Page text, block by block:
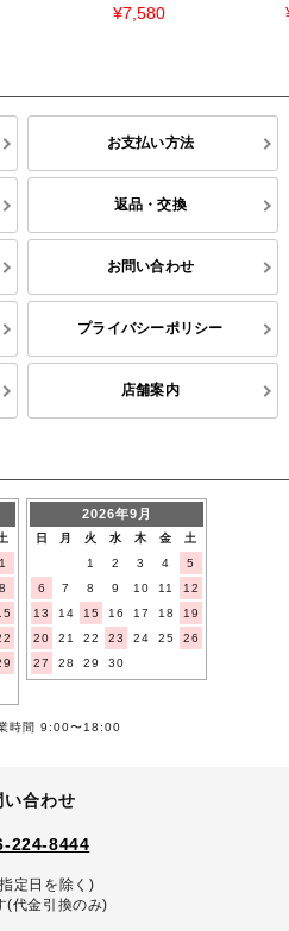
¥7,580
お支払い方法
返品・交換
お問い合わせ
プライバシーポリシー
店舗案内
1
8
2026年9月
日 月 火 水 木 金
土
1
2 3 4
5
6
7 8 9 10 11
12
13
14 15 16 17 18
19
20
21 22 23 24 25
26
27
28 29 30
時間 9:00〜18:00
い合わせ
224-8444
定日を除く)
(代金引換のみ)